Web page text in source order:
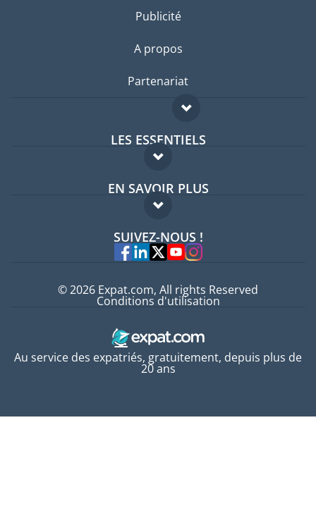
Publicité
A propos
Partenariat
LES ESSENTIELS
Forum expatriés
Guides pays
EN SAVOIR PLUS
FAQ
Experts
SUIVEZ-NOUS !
Au service des expatriés, gratuitement, depuis plus de
20 ans
© 2026 Expat.com, All rights Reserved
Conditions d'utilisation